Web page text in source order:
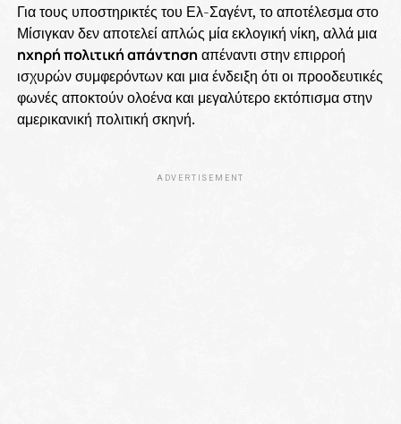
Για τους υποστηρικτές του Ελ-Σαγέντ, το αποτέλεσμα στο
Μίσιγκαν δεν αποτελεί απλώς μία εκλογική νίκη, αλλά μια
ηχηρή πολιτική απάντηση απέναντι στην επιρροή
ισχυρών συμφερόντων και μια ένδειξη ότι οι προοδευτικές
φωνές αποκτούν ολοένα και μεγαλύτερο εκτόπισμα στην
αμερικανική πολιτική σκηνή.
ADVERTISEMENT